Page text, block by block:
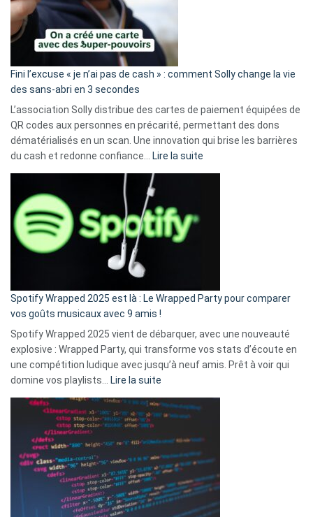
Fini l’excuse « je n’ai pas de cash » : comment Solly change la vie
des sans-abri en 3 secondes
L’association Solly distribue des cartes de paiement équipées de
QR codes aux personnes en précarité, permettant des dons
dématérialisés en un scan. Une innovation qui brise les barrières
du cash et redonne confiance… Lire la suite
Fini
»
Solly
change
la
des
3
secondes
Spotify Wrapped 2025 est là : Le Wrapped Party pour comparer
vos goûts musicaux avec 9 amis !
Spotify Wrapped 2025 vient de débarquer, avec une nouveauté
explosive : Wrapped Party, qui transforme vos stats d’écoute en
une compétition ludique avec jusqu’à neuf amis. Prêt à voir qui
domine vos playlists… Lire la suite
Spotify
Wrapped
est
là
:
Le
Wrapped